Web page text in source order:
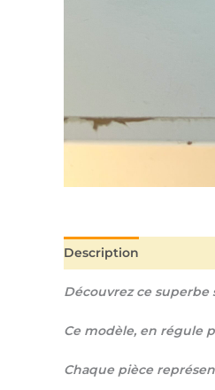
Description
Découvrez ce
Ce modèle, en régule
Chaque pièce